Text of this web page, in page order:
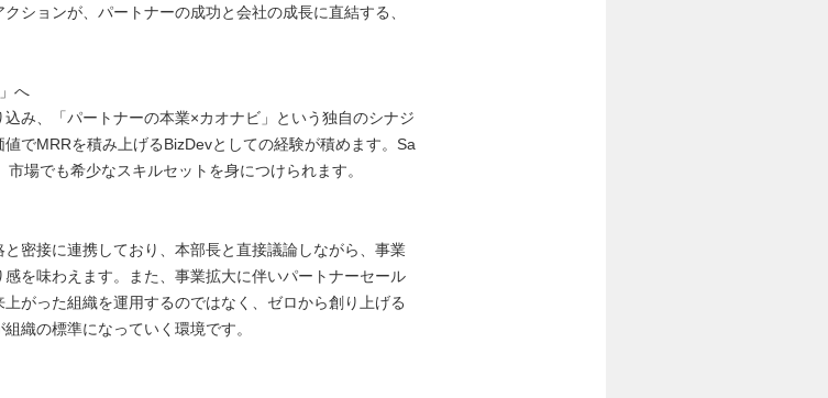
ションが、パートナーの成功と会社の成長に直結する、
へ
込み、「パートナーの本業×カオナビ」という独自のシナジ
でMRRを積み上げるBizDevとしての経験が積めます。Sa
場でも希少なスキルセットを身につけられます。
と密接に連携しており、本部長と直接議論しながら、事業
を味わえます。また、事業拡大に伴いパートナーセール
がった組織を運用するのではなく、ゼロから創り上げる
織の標準になっていく環境です。